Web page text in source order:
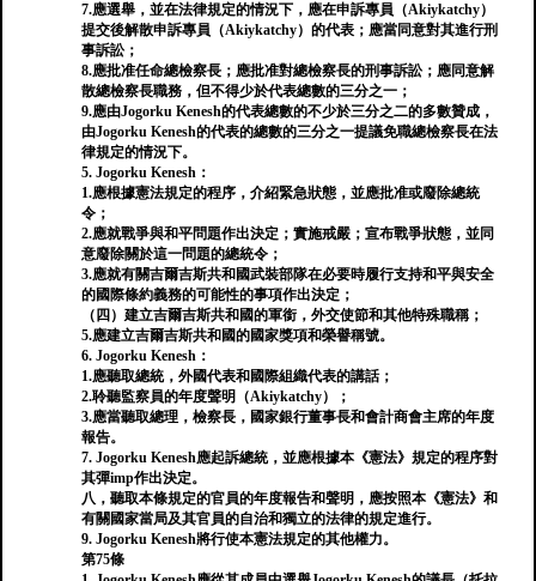
7.應選舉，並在法律規定的情況下，應在申訴專員（Akiykatchy）
提交後解散申訴專員（Akiykatchy）的代表；應當同意對其進行刑
事訴訟；
8.應批准任命總檢察長；應批准對總檢察長的刑事訴訟；應同意解
散總檢察長職務，但不得少於代表總數的三分之一；
9.應由Jogorku Kenesh的代表總數的不少於三分之二的多數贊成，
由Jogorku Kenesh的代表的總數的三分之一提議免職總檢察長在法
律規定的情況下。
5. Jogorku Kenesh：
1.應根據憲法規定的程序，介紹緊急狀態，並應批准或廢除總統
令；
2.應就戰爭與和平問題作出決定；實施戒嚴；宣布戰爭狀態，並同
意廢除關於這一問題的總統令；
3.應就有關吉爾吉斯共和國武裝部隊在必要時履行支持和平與安全
的國際條約義務的可能性的事項作出決定；
（四）建立吉爾吉斯共和國的軍銜，外交使節和其他特殊職稱；
5.應建立吉爾吉斯共和國的國家獎項和榮譽稱號。
6. Jogorku Kenesh：
1.應聽取總統，外國代表和國際組織代表的講話；
2.聆聽監察員的年度聲明（Akiykatchy）；
3.應當聽取總理，檢察長，國家銀行董事長和會計商會主席的年度
報告。
7. Jogorku Kenesh應起訴總統，並應根據本《憲法》規定的程序對
其彈imp作出決定。
八，聽取本條規定的官員的年度報告和聲明，應按照本《憲法》和
有關國家當局及其官員的自治和獨立的法律的規定進行。
9. Jogorku Kenesh將行使本憲法規定的其他權力。
第75條